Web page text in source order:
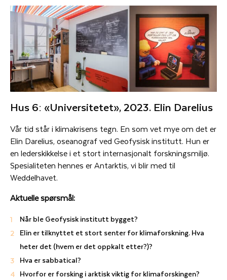
Hus 6: «Universitetet», 2023. Elin Darelius
Vår tid står i klimakrisens tegn. En som vet mye om det er
Elin Darelius, oseanograf ved Geofysisk institutt. Hun er
en lederskikkelse i et stort internasjonalt forskningsmiljø.
Spesialiteten hennes er Antarktis, vi blir med til
Weddelhavet.
Aktuelle spørsmål:
Når ble Geofysisk institutt bygget?
Elin er tilknyttet et stort senter for klimaforskning. Hva
heter det (hvem er det oppkalt etter?)?
Hva er sabbatical?
Hvorfor er forsking i arktisk viktig for klimaforskingen?